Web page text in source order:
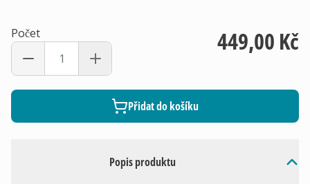
Popis produktu
Počet 449,00 Kč
Přidat do košíku